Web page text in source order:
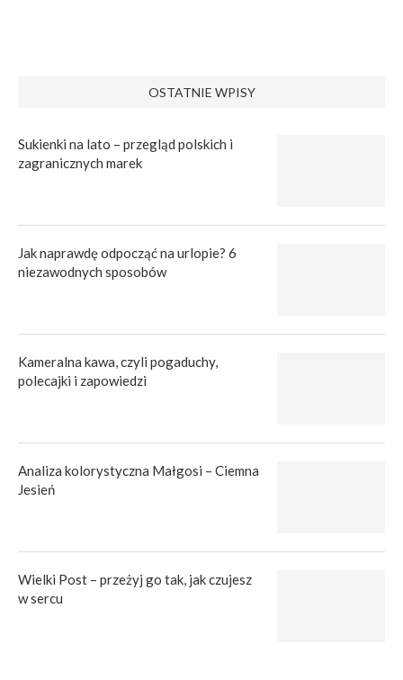
OSTATNIE WPISY
Sukienki na lato – przegląd polskich i
zagranicznych marek
Jak naprawdę odpocząć na urlopie? 6
niezawodnych sposobów
Kameralna kawa, czyli pogaduchy,
polecajki i zapowiedzi
Analiza kolorystyczna Małgosi – Ciemna
Jesień
Wielki Post – przeżyj go tak, jak czujesz
w sercu